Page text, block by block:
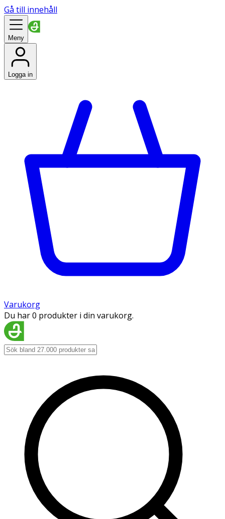
Gå till innehåll
Meny
Logga in
Varukorg
Du har 0 produkter i din varukorg.